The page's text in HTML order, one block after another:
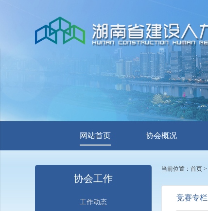
网站首页 协会概况
协会工作
工作动态
当前位置： 首页 >
竞赛专栏